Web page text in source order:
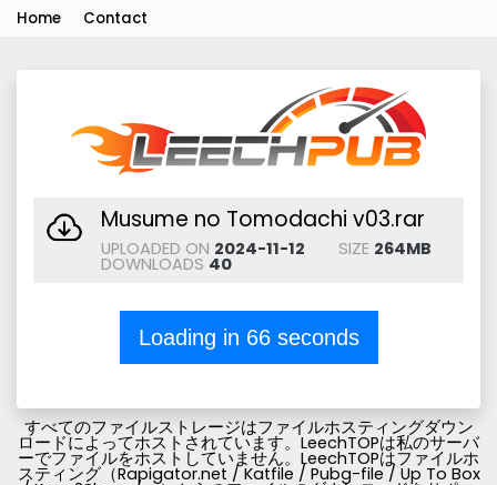
Home Contact
Musume no Tomodachi v03.rar
UPLOADED ON 2024-11-12 SIZE 264MB
DOWNLOADS 40
Loading in 66seconds
すべてのファイルストレージはファイルホスティングダウン
ロードによってホストされています。LeechTOPは私のサーバ
ーでファイルをホストしていません。LeechTOPはファイルホ
スティング（Rapigator.net / Katfile / Pubg-file / Up To Box